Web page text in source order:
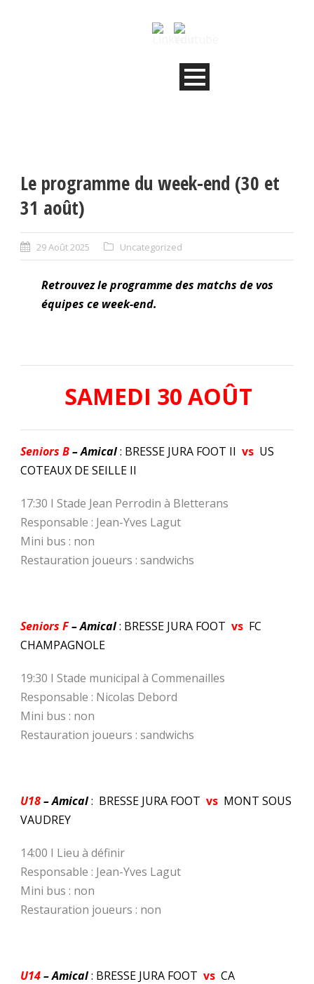
Le programme du week-end (30 et
31 août)
29 Août 2025 Uncategorized
Retrouvez le programme des matchs de vos
équipes ce week-end.
SAMEDI 30 AOÛT
Seniors B– Amical: BRESSE JURA FOOT II vs US
COTEAUX DE SEILLE II
17:30 I Stade Jean Perrodin à Bletterans
Responsable : Jean-Yves Lagut
Mini bus : non
Restauration joueurs : sandwichs
Seniors F– Amical: BRESSE JURA FOOT vs FC
CHAMPAGNOLE
19:30 I Stade municipal à Commenailles
Responsable : Nicolas Debord
Mini bus : non
Restauration joueurs : sandwichs
U18– Amical: BRESSE JURA FOOT vs MONT SOUS
VAUDREY
14:00 I Lieu à définir
Responsable : Jean-Yves Lagut
Mini bus : non
Restauration joueurs : non
U14– Amical: BRESSE JURA FOOT vs CA